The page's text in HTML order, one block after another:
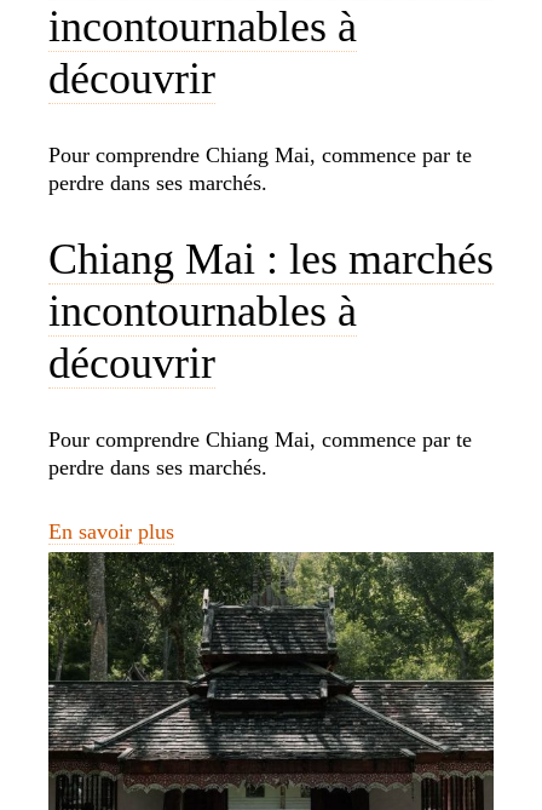
incontournables à
découvrir
Pour comprendre Chiang Mai, commence par te
perdre dans ses marchés.
Chiang Mai : les marchés
incontournables à
découvrir
Pour comprendre Chiang Mai, commence par te
perdre dans ses marchés.
En savoir plus